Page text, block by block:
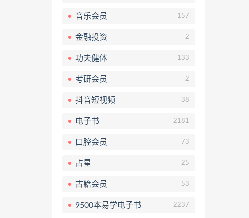
音乐会员 157
金融投资 2
功夫健体 133
考研会员 2
抖音短视频 38
电子书 2181
口腔会员 73
占星 25
古籍会员 53
9500本易学电子书 2237